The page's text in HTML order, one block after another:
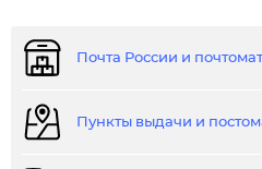
Почта России и
Пункты выдачи и